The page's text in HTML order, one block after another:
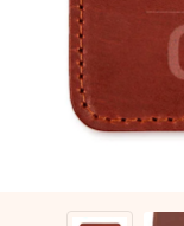
una tua foto o un
complicazione,